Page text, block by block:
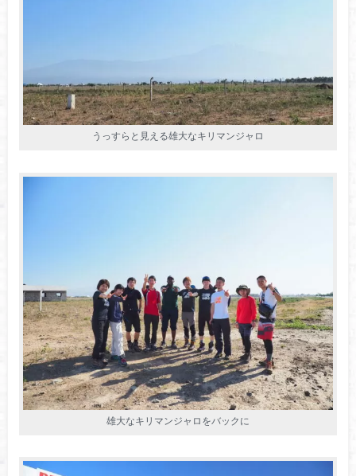
うっすらと見える雄大なキリマンジャロ
雄大なキリマンジャロをバックに